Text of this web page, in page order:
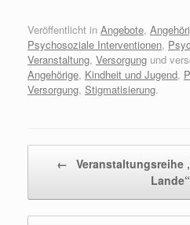
Veröffentlicht in Angebote,
Psychosoziale Interventionen,
Veranstaltung, Versorgung und
Angehörige, Kindheit und Jugend,
Versorgung, Stigmatisierung.
← Veranstaltungsreihe